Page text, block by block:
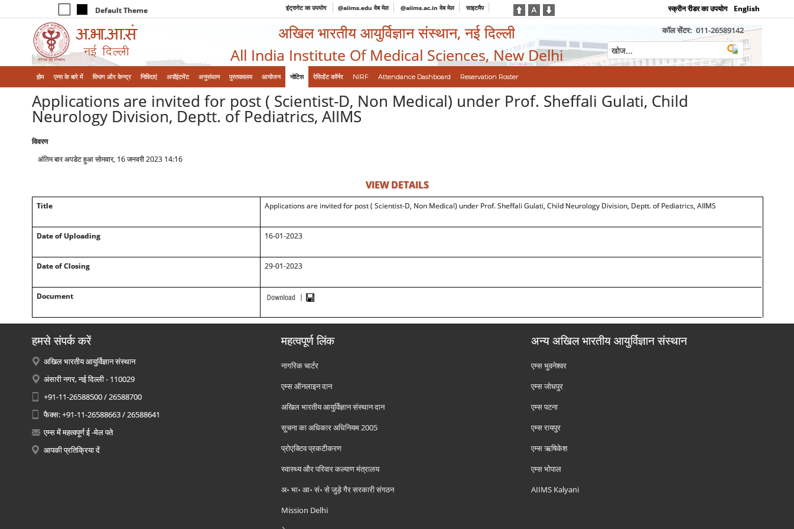
Default Theme इंट्रानेट का उपयोग @aiims.edu वेब मेल @aiims.ac.in वेब मेल साइटमैप स्क्रीन रीडर का उपयोग English
अखिल भारतीय आयुर्विज्ञान संस्थान, नई दिल्ली
All India Institute Of Medical Sciences, New Delhi
कॉल सेंटर: 011-26589142
होम एम्‍स के बारे में विभाग और केन्‍द्र निविदाएं अपॉइंटमेंट अनुसंधान पुस्तकालय आयोजन नोटिस रेसिडेंट कॉर्नर NIRF Attendance Dashboard Reservation Roster
Applications are invited for post ( Scientist-D, Non Medical) under Prof. Sheffali Gulati, Child
Neurology Division, Deptt. of Pediatrics, AIIMS
विवरण
अंतिम बार अपडेट हुआ सोमवार, 16 जनवरी 2023 14:16
VIEW DETAILS
Title Applications are invited for post ( Scientist-D, Non Medical) under Prof. Sheffali Gulati, Child Neurology Division, Deptt. of Pediatrics, AIIMS
Date of Uploading 16-01-2023
Date of Closing 29-01-2023
Document
हमसे संपर्क करें
अखिल भारतीय आयुर्विज्ञान संस्थान
अंसारी नगर, नई दिल्ली - 110029
+91-11-26588500 / 26588700
फैक्स: +91-11-26588663 / 26588641
एम्स में महत्वपूर्ण ई -मेल पते
आपकी प्रतिक्रिया दें
महत्वपूर्ण लिंक
नागरिक चार्टर
एम्स ऑनलाइन दान
अखिल भारतीय आयुर्विज्ञान संस्थान दान
सूचना का अधिकार अधिनियम 2005
प्रोएक्टिव प्रकटीकरण
स्वास्थ्य और परिवार कल्याण मंत्रालय
अ॰ भा॰ आ॰ सं॰ से जुड़े गैर सरकारी संगठन
Mission Delhi
अन्य अखिल भारतीय आयुर्विज्ञान संस्थान
एम्‍स भुवनेश्वर
एम्‍स जोधपुर
एम्‍स पटना
एम्‍स रायपुर
एम्‍स ऋषिकेश
एम्‍स भोपाल
AIIMS Kalyani